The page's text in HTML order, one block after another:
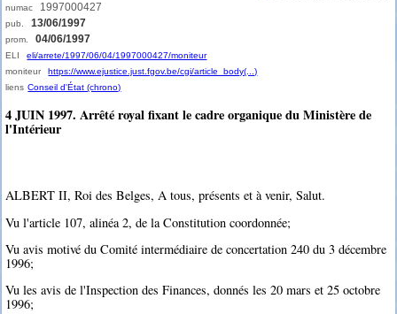
numac 1997000427
pub. 13/06/1997
prom. 04/06/1997
ELI
eli/arrete/1997/06/04/1997000427/moniteur
moniteur
https://www.ejustice.just.fgov.be/cgi/article_body(...)
liens Conseil d'État (chrono)
4 JUIN 1997. Arrêté royal fixant le cadre organique du Ministère de
l'Intérieur
ALBERT II, Roi des Belges, A tous, présents et à venir, Salut.
Vu l'article 107, alinéa 2, de la Constitution coordonnée;
Vu avis motivé du Comité intermédiaire de concertation 240 du 3 décembre
1996;
Vu les avis de l'Inspection des Finances, donnés les 20 mars et 25 octobre
1996;